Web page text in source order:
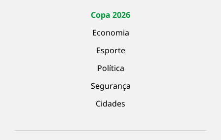
Copa 2026
Economia
Esporte
Política
Segurança
Cidades